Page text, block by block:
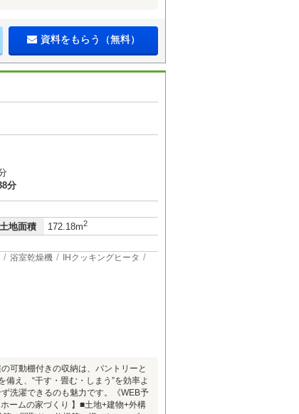
資料をもらう（無料）
分
土地面積 172.18m2
浴室乾燥機 IHクッキングヒータ
可動棚付きの収納は、パントリーと
え、“干す・畳む・しまう”を効率よ
洗濯できるのも魅力です。《WEB予
ームの家づくり 】■土地+建物+外構